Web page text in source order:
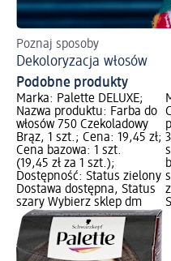
Poznaj sposoby
Dekoloryzacja włosów
Podobne produkty
Marka: Palette DELUXE;
Nazwa produktu: Farba do
włosów 750 Czekoladowy
Brąz, 1 szt.; Cena: 19,45 zł;
Cena bazowa: 1 szt.
(19,45 zł za 1 szt.);
Dostępność: Status zielony
Dostawa dostępna, Status
szary Wybierz sklep dm